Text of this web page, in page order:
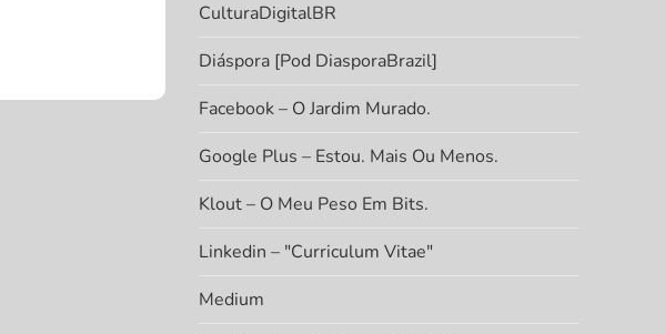
CulturaDigitalBR
Diáspora [Pod DiasporaBrazil]
Facebook – O Jardim Murado.
Google Plus – Estou. Mais Ou Menos.
Klout – O Meu Peso Em Bits.
Linkedin – "Curriculum Vitae"
Medium